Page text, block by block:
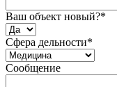
Ваш объект новый?*
Сфера дельности*
Сообщение